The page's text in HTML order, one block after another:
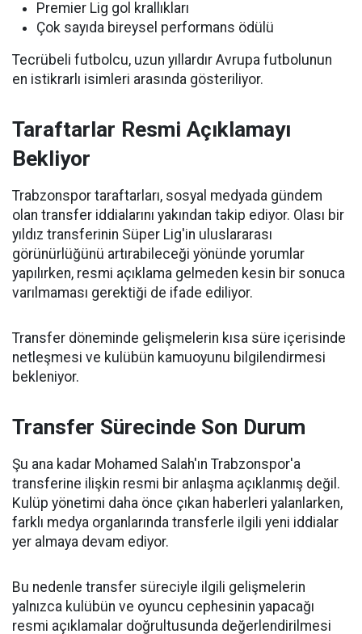
Premier Lig gol krallıkları
Çok sayıda bireysel performans ödülü
Tecrübeli futbolcu, uzun yıllardır Avrupa futbolunun
en istikrarlı isimleri arasında gösteriliyor.
Taraftarlar Resmi Açıklamayı
Bekliyor
Trabzonspor taraftarları, sosyal medyada gündem
olan transfer iddialarını yakından takip ediyor. Olası bir
yıldız transferinin Süper Lig'in uluslararası
görünürlüğünü artırabileceği yönünde yorumlar
yapılırken, resmi açıklama gelmeden kesin bir sonuca
varılmaması gerektiği de ifade ediliyor.
Transfer döneminde gelişmelerin kısa süre içerisinde
netleşmesi ve kulübün kamuoyunu bilgilendirmesi
bekleniyor.
Transfer Sürecinde Son Durum
Şu ana kadar Mohamed Salah'ın Trabzonspor'a
transferine ilişkin resmi bir anlaşma açıklanmış değil.
Kulüp yönetimi daha önce çıkan haberleri yalanlarken,
farklı medya organlarında transferle ilgili yeni iddialar
yer almaya devam ediyor.
Bu nedenle transfer süreciyle ilgili gelişmelerin
yalnızca kulübün ve oyuncu cephesinin yapacağı
resmi açıklamalar doğrultusunda değerlendirilmesi